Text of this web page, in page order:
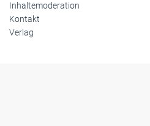
Inhaltemoderation
Kontakt
Verlag